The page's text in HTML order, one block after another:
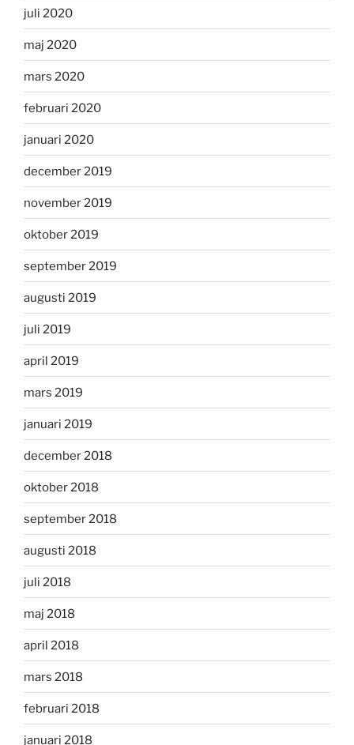
juli 2020
maj 2020
mars 2020
februari 2020
januari 2020
december 2019
november 2019
oktober 2019
september 2019
augusti 2019
juli 2019
april 2019
mars 2019
januari 2019
december 2018
oktober 2018
september 2018
augusti 2018
juli 2018
maj 2018
april 2018
mars 2018
februari 2018
januari 2018